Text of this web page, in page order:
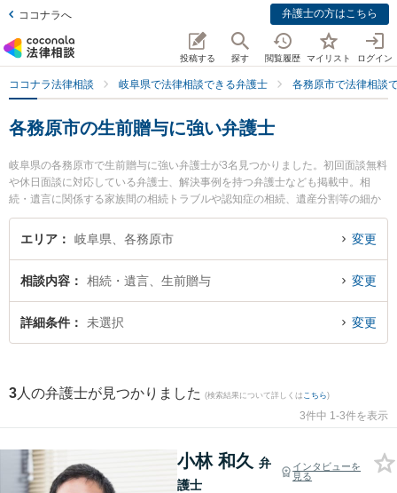
ココナラへ 弁護士の方はこちら
投稿する 探す 閲覧履歴 マイリスト ログイン
ココナラ法律相談 岐阜県で法律相談できる弁護士 各務原市で法律相談
各務原市の生前贈与に強い弁護士
岐阜県の各務原市で生前贈与に強い弁護士が3名見つかりました。初回面談無料
や休日面談に対応している弁護士、解決事例を持つ弁護士なども掲載中。相
続・遺言に関係する家族間の相続トラブルや認知症の相続、遺産分割等の細か
な分野での絞り込み検索もでき便利です。特に清流のまち法律事務所の小林 和
久弁護士や中村将成法律事務所の中村 将成弁護士、花光総合法律事務所の花光
談したい』『生前贈与のトラブル解決の実績豊富な近くの弁護士を検索した
い』『初回相談無料で生前贈与を法律相談できる各務原市内の弁護士に相談予
約したい』などでお困りの相談者さんにおすすめです。
エリア 岐阜県、各務原市 変更
相談内容 相続・遺言、生前贈与 変更
詳細条件 未選択 変更
3 人の弁護士が見つかりました (検索結果について詳しくは こちら)
3件中 1-3件を表示
小林 和久 弁
護士
インタビューを
見る